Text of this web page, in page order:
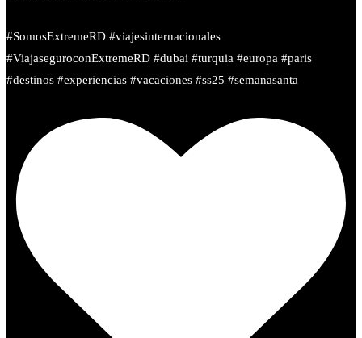
#SomosExtremeRD #viajesinternacionales
#ViajaseguroconExtremeRD #dubai #turquia #europa #paris
#destinos #experiencias #vacaciones #ss25 #semanasanta